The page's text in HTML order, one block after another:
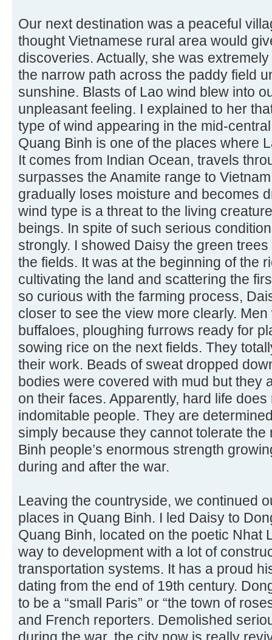
Our next destination was a peaceful
thought Vietnamese rural area would
discoveries. Actually, she was
the narrow path across the paddy field
sunshine. Blasts of Lao wind blew into
unpleasant feeling. I explained to her
type of wind appearing in the mid-
Quang Binh is one of the places where
It comes from Indian Ocean, travels
surpasses the Anamite range to
gradually loses moisture and becomes
wind type is a threat to the living
beings. In spite of such serious
strongly. I showed Daisy the green
the fields. It was at the beginning of the
cultivating the land and scattering the
so curious with the farming process,
closer to see the view more clearly.
buffaloes, ploughing furrows ready for
sowing rice on the next fields. They
their work. Beads of sweat dropped
bodies were covered with mud but they
on their faces. Apparently, hard life
indomitable people. They are
simply because they cannot tolerate the
Binh people’s enormous strength
during and after the war.
Leaving the countryside, we continued
places in Quang Binh. I led Daisy to
Quang Binh, located on the poetic Nhat
way to development with a lot of
transportation systems. It has a proud
dating from the end of 19th century.
to be a “small Paris” or “the town of
and French reporters. Demolished